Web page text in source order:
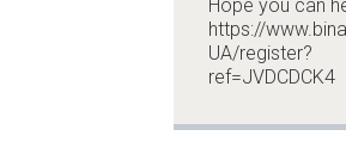
Hope you can
https://
UA/register?
ref=JVDCDCK4